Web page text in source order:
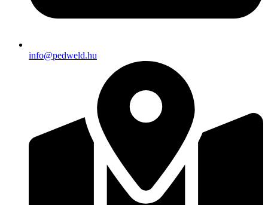
info@pedweld.hu